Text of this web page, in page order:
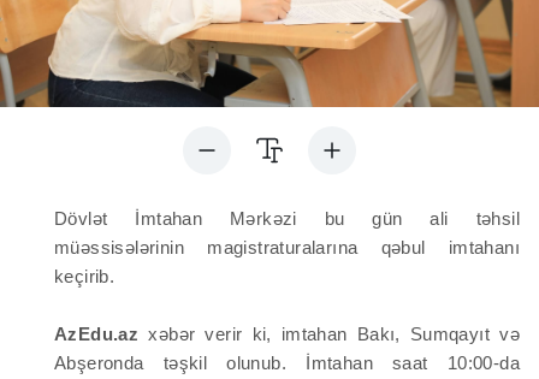
Dövlət İmtahan Mərkəzi bu gün ali təhsil
müəssisələrinin magistraturalarına qəbul imtahanı
keçirib.
AzEdu.az xəbər verir ki, imtahan Bakı, Sumqayıt və
Abşeronda təşkil olunub. İmtahan saat 10:00-da